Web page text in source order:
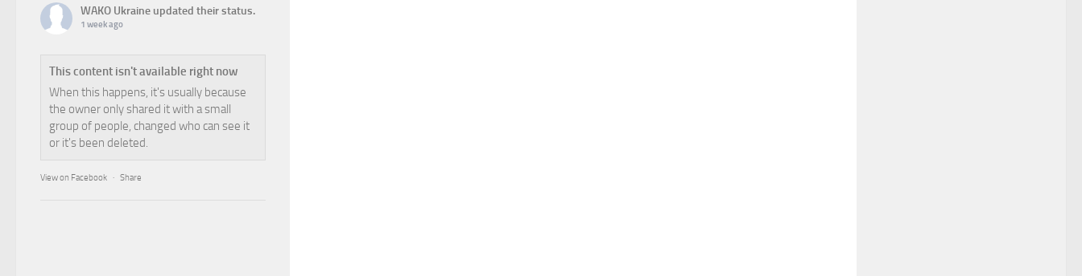
WAKO Ukraine updated their status.
1 week ago
This content isn't available right now
When this happens, it's usually because
the owner only shared it with a small
group of people, changed who can see it
or it's been deleted.
View on Facebook · Share